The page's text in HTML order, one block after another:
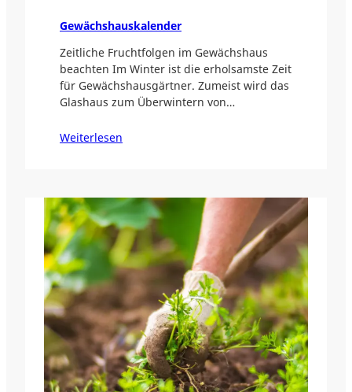
Gewächshauskalender
Zeitliche Fruchtfolgen im Gewächshaus
beachten Im Winter ist die erholsamste Zeit
für Gewächshausgärtner. Zumeist wird das
Glashaus zum Überwintern von…
Weiterlesen